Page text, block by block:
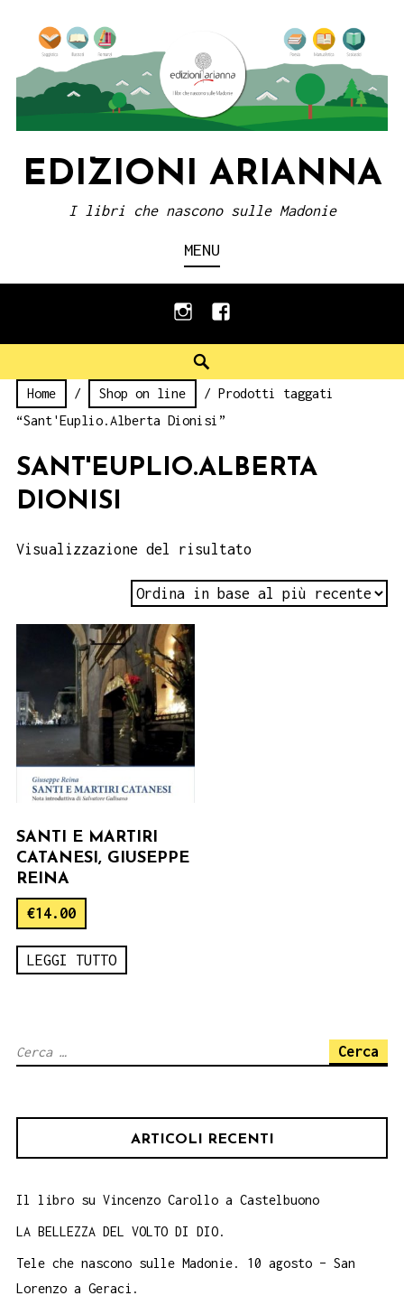
content
EDIZIONI ARIANNA
I libri che nascono sulle Madonie
MENU
instagramfacebook
Home / Shop on line
/ Prodotti taggati
“Sant'Euplio.Alberta Dionisi”
SANT'EUPLIO.ALBERTA
DIONISI
Visualizzazione del risultato
SANTI E MARTIRI
CATANESI, GIUSEPPE
REINA
€14.00
LEGGI TUTTO
Ricerca
ARTICOLI RECENTI
Il libro su Vincenzo Carollo a Castelbuono
LA BELLEZZA DEL VOLTO DI DIO.
Tele che nascono sulle Madonie. 10 agosto – San
Lorenzo a Geraci.